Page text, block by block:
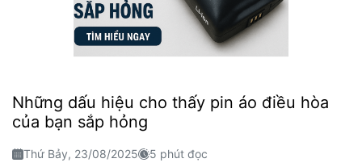
Những dấu hiệu cho thấy pin áo điều hòa
của bạn sắp hỏng
Thứ Bảy, 23/08/2025 5 phút đọc